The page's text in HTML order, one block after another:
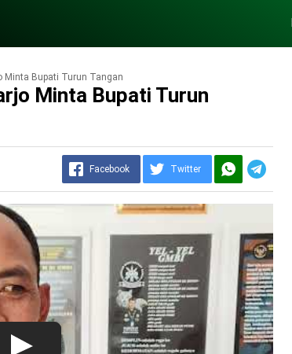
Minta Bupati Turun Tangan
Minta Bupati Turun
Facebook Twitter